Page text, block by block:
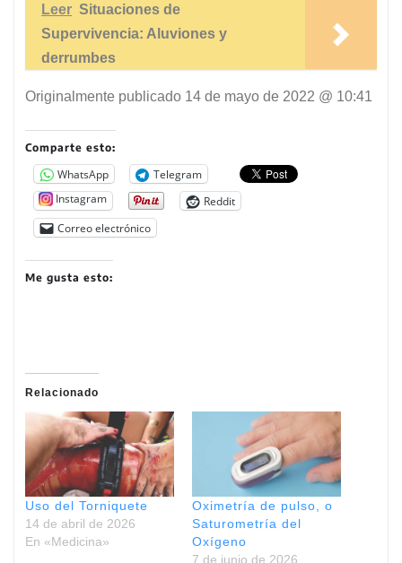
Leer Situaciones de
Supervivencia: Aluviones y
derrumbes
Originalmente publicado 14 de mayo de 2022 @ 10:41
Comparte esto:
WhatsApp
Telegram
Instagram
Reddit
Correo electrónico
Me gusta esto:
Relacionado
Uso del Torniquete
14 de abril de 2026
En «Medicina»
Oximetría de pulso, o
Saturometría del
Oxígeno
7 de junio de 2026